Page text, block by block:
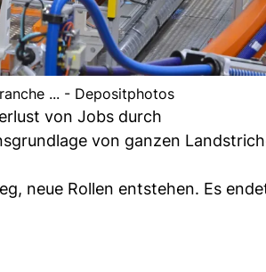
... - Depositphotos
von Jobs durch
von ganzen
neue Rollen entstehen. Es